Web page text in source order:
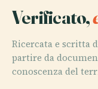
Verificato,
Ricercata e scritta
partire da
conoscenza del